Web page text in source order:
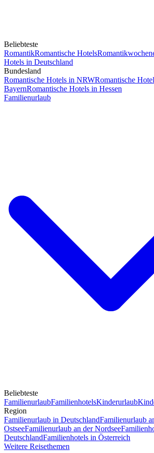
Beliebteste
RomantikRomantische Hotels
Hotels in Deutschland
Bundesland
Romantische Hotels in NRWRomantische
BayernRomantische Hotels in Hessen
Familienurlaub
Beliebteste
FamilienurlaubFamilienhotelsKinderurlaub
Region
Familienurlaub in DeutschlandFamilienurlaub
OstseeFamilienurlaub an der Nordsee
DeutschlandFamilienhotels in Österreich
Weitere Reisethemen